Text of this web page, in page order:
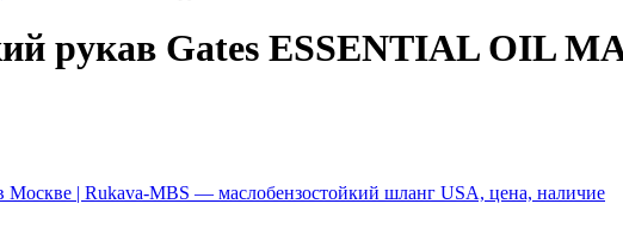
рукав Gates ESSENTIAL OIL